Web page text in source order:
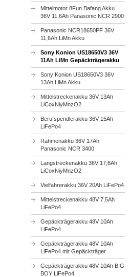
Mittelmotor 8Fun Bafang Akku
36V 11,6Ah Panasonic NCR 2900
Panasonic NCR18650PF 36V
11,6Ah LiMn Akku
Sony Konion US18650V3 36V
11Ah LiMn Gepäckträgerakku
Sony Konion US18650V3 36V
13Ah LiMn Akku
Mittelstreckenakku 36V 13Ah
LiCoxNiyMnzO2
Berufspendlerakku 36V 15Ah
LiFePo4
Rahmenakku 36V 17Ah
Panasonic NCR 3400
Langstreckenakku 36V 17,6Ah
LiCoxNiyMnzO2
Vielfahrerakku 36V 20Ah LiFePo4
Mittelstreckenakku 48V 7,5Ah
LiFePo4
Gepäckträgerakku 48V 10Ah
LiFePo4
Gepäckträgerakku 48V 10Ah
LiFePo4 mit Gepäckträger
Gepäckträgerakku 48V 10Ah BIG
BOY LiFePo4